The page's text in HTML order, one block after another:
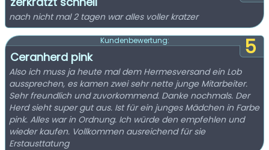
nach nicht mal 2 tagen war alles voller kratzer
5
Kundenbewertung:
Ceranherd pink
Also ich muss ja heute mal dem Hermesversand ein Lob
aussprechen, es kamen zwei sehr nette junge Mitarbeiter.
Sehr freundlich und zuvorkommend. Danke nochmals. Der
Herd sieht super gut aus. Ist für ein junges Mädchen in Farbe
pink. Alles war in Ordnung. Ich würde den empfehlen und
wieder kaufen. Vollkommen ausreichend für sie
Erstausttatung